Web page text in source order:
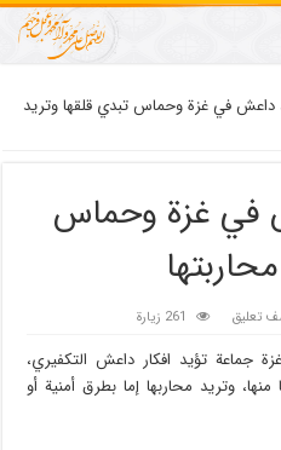
داعش في غزة وحماس تبدي قلقها وتريد
في غزة وحماس
تعليق 261 زيارة
جماعة تؤيد افكار داعش التكفيري،
وتريد محاربها إما بطرق أمنية أو